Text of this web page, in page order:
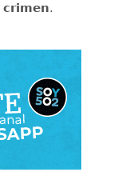
crimen.